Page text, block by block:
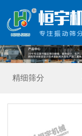
首页
产品中心
Z型提升机
矿用筛分